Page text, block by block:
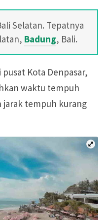
Selatan. Tepatnya
Badung, Bali.
Kota Denpasar,
waktu tempuh
jarak tempuh kurang